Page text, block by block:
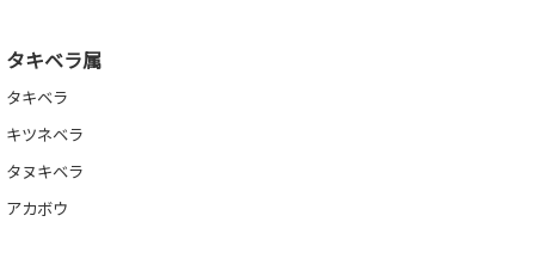
タキベラ属
タキベラ
キツネベラ
タヌキベラ
アカボウ